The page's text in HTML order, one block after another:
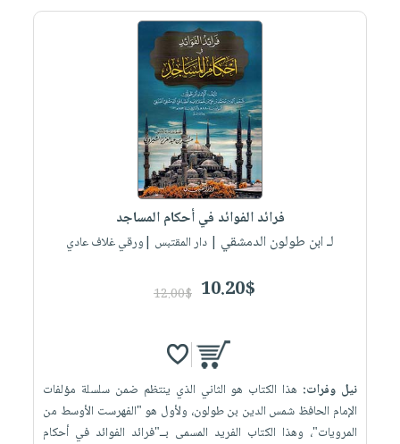
فرائد الفوائد في أحكام المساجد
لـ ابن طولون الدمشقي | دار المقتبس |ورقي غلاف عادي
10.20$
12.00$
نيل وفرات: هذا الكتاب هو الثاني الذي ينتظم ضمن سلسلة مؤلفات
الإمام الحافظ شمس الدين بن طولون، ولأول هو "الفهرست الأوسط من
المرويات"، وهذا الكتاب الفريد المسمى بــ"فرائد الفوائد في أحكام